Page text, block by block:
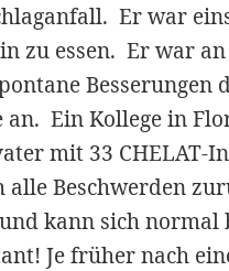
Er war
zu essen. Er war
Besserungen
Ein Kollege in
mit 33 CHELAT-
Beschwerden
kann sich normal
Je früher nach